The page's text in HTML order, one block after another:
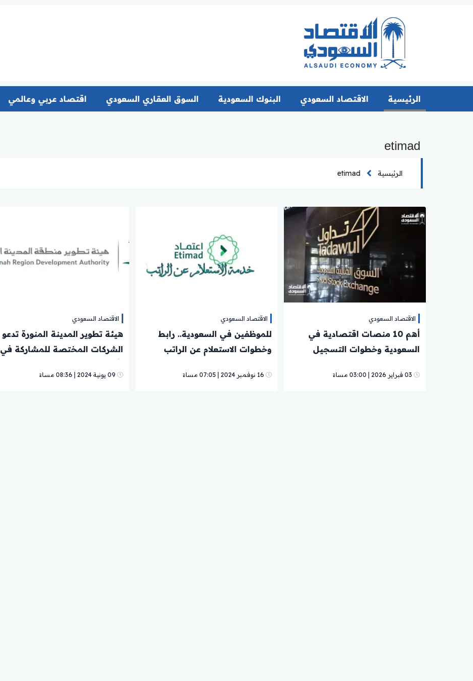
الرئيسية الاقتصاد السعودي البنوك السعودية السوق العقاري السعودي اقتصاد عربي وعالمي
etimad
الرئيسية etimad
الاقتصاد السعودي
أهم 10 منصات اقتصادية في
السعودية وخطوات التسجيل
03 فبراير 2026 | 03:00 مساءً
الاقتصاد السعودي
للموظفين في السعودية.. رابط
وخطوات الاستعلام عن الراتب
16 نوفمبر 2024 | 07:05 مساءً
الاقتصاد السعودي
هيئة تطوير المدينة المنورة تدعو
الشركات المختصة للمشاركة في
شبكة الحافلات السريعة
09 يونية 2024 | 08:36 مساءً